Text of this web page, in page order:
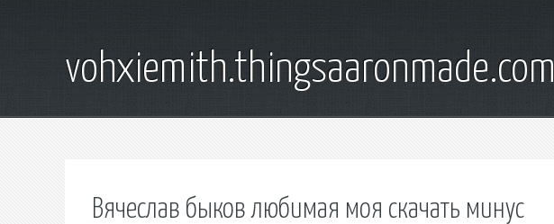
vohxiemith.thingsaaronmade.com
Вячеслав быков любимая моя скачать минус